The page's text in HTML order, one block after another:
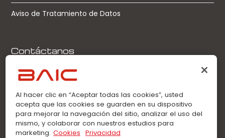
Aviso de Tratamiento de Datos
Contáctanos
Llamadas:
0963360021
WhatsApp:
0963360021
Al hacer clic en “Aceptar todas las cookies”, usted
acepta que las cookies se guarden en su dispositivo
para mejorar la navegación del sitio, analizar el uso del
mismo, y colaborar con nuestros estudios para
marketing. Cookies Privacidad